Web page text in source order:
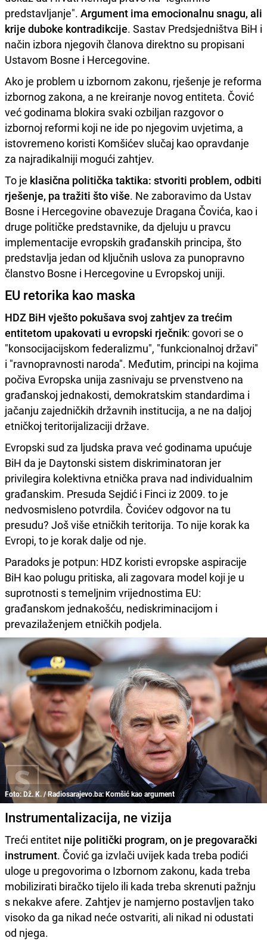
predstavljanje". Argument ima emocionalnu snagu, ali
krije duboke kontradikcije. Sastav Predsjedništva BiH i
način izbora njegovih članova direktno su propisani
Ustavom Bosne i Hercegovine.
Ako je problem u izbornom zakonu, rješenje je reforma
izbornog zakona, a ne kreiranje novog entiteta. Čović
već godinama blokira svaki ozbiljan razgovor o
izbornoj reformi koji ne ide po njegovim uvjetima, a
istovremeno koristi Komšićev slučaj kao opravdanje
za najradikalniji mogući zahtjev.
To je klasična politička taktika: stvoriti problem, odbiti
rješenje, pa tražiti što više. Ne zaboravimo da Ustav
Bosne i Hercegovine obavezuje Dragana Čovića, kao i
druge političke predstavnike, da djeluju u pravcu
implementacije evropskih građanskih principa, što
predstavlja jedan od ključnih uslova za punopravno
članstvo Bosne i Hercegovine u Evropskoj uniji.
EU retorika kao maska
HDZ BiH vješto pokušava svoj zahtjev za trećim
entitetom upakovati u evropski rječnik: govori se o
"konsocijacijskom federalizmu", "funkcionalnoj državi"
i "ravnopravnosti naroda". Međutim, principi na kojima
počiva Evropska unija zasnivaju se prvenstveno na
građanskoj jednakosti, demokratskim standardima i
jačanju zajedničkih državnih institucija, a ne na daljoj
etničkoj teritorijalizaciji države.
Evropski sud za ljudska prava već godinama upućuje
BiH da je Daytonski sistem diskriminatoran jer
privilegira kolektivna etnička prava nad individualnim
građanskim. Presuda Sejdić i Finci iz 2009. to je
nedvosmisleno potvrdila. Čovićev odgovor na tu
presudu? Još više etničkih teritorija. To nije korak ka
Evropi, to je korak dalje od nje.
Paradoks je potpun: HDZ koristi evropske aspiracije
BiH kao polugu pritiska, ali zagovara model koji je u
suprotnosti s temeljnim vrijednostima EU:
građanskom jednakošću, nediskriminacijom i
prevazilaženjem etničkih podjela.
Foto: Dž. K. / Radiosarajevo.ba: Komšić kao argument
Instrumentalizacija, ne vizija
Treći entitet nije politički program, on je pregovarački
instrument. Čović ga izvlači uvijek kada treba podići
uloge u pregovorima o Izbornom zakonu, kada treba
mobilizirati biračko tijelo ili kada treba skrenuti pažnju
s nekakve afere. Zahtjev je namjerno postavljen tako
visoko da ga nikad neće ostvariti, ali nikad ni odustati
od njega.